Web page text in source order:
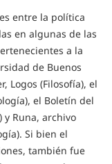
entre la política
en algunas de las
a la
de Buenos
Logos (Filosofía), el
el Boletín del
Runa, archivo
Si bien el
también fue